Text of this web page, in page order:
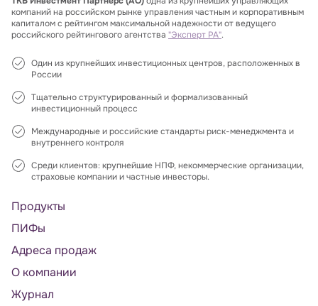
компаний на российском рынке управления частным и корпоративным
капиталом с рейтингом максимальной надежности от ведущего
российского рейтингового агентства "Эксперт РА".
Один из крупнейших инвестиционных центров, расположенных в
России
Тщательно структурированный и формализованный
инвестиционный процесс
Международные и российские стандарты риск-менеджмента и
внутреннего контроля
Среди клиентов: крупнейшие НПФ, некоммерческие организации,
страховые компании и частные инвесторы.
Продукты
ПИФы
Адреса продаж
О компании
Журнал